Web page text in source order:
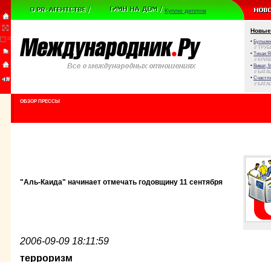
Куплю диплом
Новые
•
//
• Тихая
//
• Виват,
//
•
//
ОБЗОР ПРЕССЫ
"Аль-Каида" начинает отмечать годовщину 11 сентября
2006-09-09 18:11:59
терроризм